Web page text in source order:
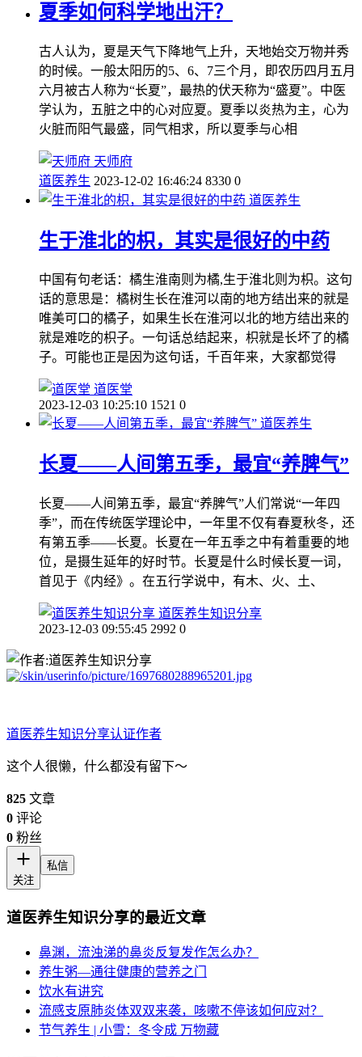
夏季如何科学地出汗？
古人认为，夏是天气下降地气上升，天地始交万物并秀
的时候。一般太阳历的5、6、7三个月，即农历四月五月
六月被古人称为“长夏”，最热的伏天称为“盛夏”。中医
学认为，五脏之中的心对应夏。夏季以炎热为主，心为
火脏而阳气最盛，同气相求，所以夏季与心相
天师府
道医养生 2023-12-02 16:46:24 8330 0
道医养生
生于淮北的枳，其实是很好的中药
中国有句老话：橘生淮南则为橘,生于淮北则为枳。这句
话的意思是：橘树生长在淮河以南的地方结出来的就是
唯美可口的橘子，如果生长在淮河以北的地方结出来的
就是难吃的枳子。一句话总结起来，枳就是长坏了的橘
子。可能也正是因为这句话，千百年来，大家都觉得
道医堂
2023-12-03 10:25:10 1521 0
道医养生
长夏——人间第五季，最宜“养脾气”
长夏——人间第五季，最宜“养脾气”人们常说“一年四
季”，而在传统医学理论中，一年里不仅有春夏秋冬，还
有第五季——长夏。长夏在一年五季之中有着重要的地
位，是摄生延年的好时节。长夏是什么时候长夏一词，
首见于《内经》。在五行学说中，有木、火、土、
道医养生知识分享
2023-12-03 09:55:45 2992 0
道医养生知识分享认证作者
这个人很懒，什么都没有留下～
825 文章
0 评论
0 粉丝
关注
私信
道医养生知识分享的最近文章
鼻渊，流浊涕的鼻炎反复发作怎么办？
养生粥—通往健康的营养之门
饮水有讲究
流感支原肺炎体双双来袭，咳嗽不停该如何应对？
节气养生 | 小雪：冬令成 万物藏